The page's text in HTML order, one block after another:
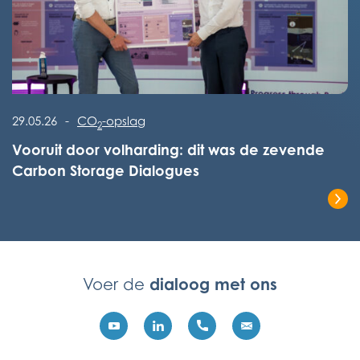
Lees het volledige bericht
Vooruit door volharding: dit was de zevende
Carbon Storage Dialogues
29.05.26 - CO2-opslag
Voer de dialoog met ons